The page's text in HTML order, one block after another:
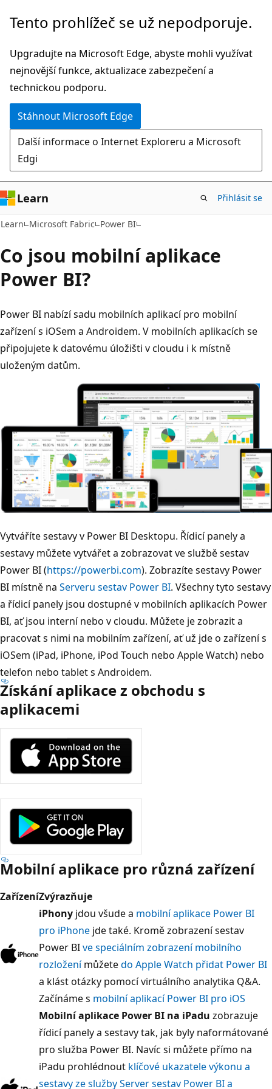
Přeskočit
hlavní
obsah
Tento prohlížeč se už nepodporuje.
Upgradujte na Microsoft Edge, abyste mohli využívat
nejnovější funkce, aktualizace zabezpečení a
technickou podporu.
Stáhnout Microsoft Edge
Další informace o Internet Exploreru a Microsoft
Edgi
Learn Přihlásit se
Learn Microsoft Fabric Power BI
Co jsou mobilní aplikace
Power BI?
Power BI nabízí sadu mobilních aplikací pro mobilní
zařízení s iOSem a Androidem. V mobilních aplikacích se
připojujete k datovému úložišti v cloudu i k místně
uloženým datům.
Vytváříte sestavy v Power BI Desktopu. Řídicí panely a
sestavy můžete vytvářet a zobrazovat ve službě sestav
Power BI (https://powerbi.com). Zobrazíte sestavy Power
BI místně na Serveru sestav Power BI. Všechny tyto sestavy
a řídicí panely jsou dostupné v mobilních aplikacích Power
BI, ať jsou interní nebo v cloudu. Můžete je zobrazit a
pracovat s nimi na mobilním zařízení, ať už jde o zařízení s
iOSem (iPad, iPhone, iPod Touch nebo Apple Watch) nebo
telefon nebo tablet s Androidem.
Získání aplikace z obchodu s
aplikacemi
Mobilní aplikace pro různá zařízení
ZařízeníZvýrazňuje
iPhony jdou všude a mobilní aplikace Power BI
pro iPhone jde také. Kromě zobrazení sestav
Power BIve speciálním zobrazení mobilního
rozloženímůžetedo Apple Watch přidat Power BI
a klást otázky pomocí virtuálního analytika Q&A.
Začínáme s mobilní aplikací Power BI pro iOS
Mobilní aplikace Power BI na iPadu zobrazuje
řídicí panely a sestavy tak, jak byly naformátované
pro služba Power BI. Navíc si můžete přímo na
iPadu prohlédnout klíčové ukazatele výkonu a
sestavy ze služby Server sestav Power BI a